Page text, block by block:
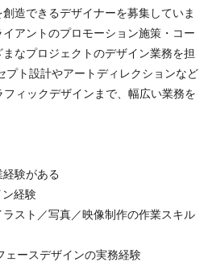
造できるデザイナーを募集していま
アントのプロモーション施策・コー
なプロジェクトのデザイン業務を担
プト設計やアートディレクションなど
ィックデザインまで、幅広い業務を
経験がある
ン経験
ラスト／写真／映像制作の作業スキル
ェースデザインの実務経験